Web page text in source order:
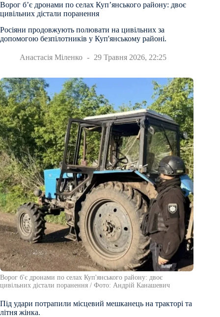
Ворог б’є дронами по селах Куп’янського району: двоє
цивільних дістали поранення
Росіяни продовжують полювати на цивільних за
допомогою безпілотників у Куп'янському районі.
Анастасія Міленко 29 Травня 2026, 22:25
Ворог б'є дронами по селах Куп'янського району: двоє
цивільних дістали поранення / Фото: Андрій Канашевич
Під удари потрапили місцевий мешканець на тракторі та
літня жінка.